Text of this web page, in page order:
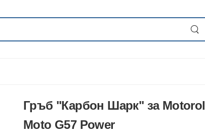
Гръб "Карбон Шарк" за
Moto G57 Power